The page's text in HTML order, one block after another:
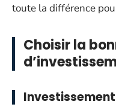
toute la différence
Choisir la